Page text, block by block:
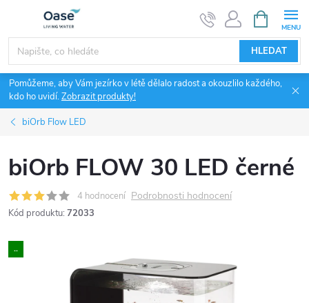
obsah
HLEDAT
NÁKUPNÍ
KOŠÍK
Pomůžeme, aby Vám jezírko v létě dělalo radost a okouzlilo každého,
kdo ho uvidí.Zobrazit produkty!
biOrb Flow LED
biOrb FLOW 30 LED černé
4 hodnocení Podrobnosti hodnocení
Kód produktu: 72033
..